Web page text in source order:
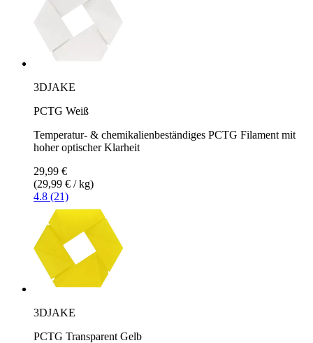
3DJAKE
PCTG Weiß
Temperatur- & chemikalienbeständiges PCTG Filament mit
hoher optischer Klarheit
29,99 €
(29,99 € / kg)
4.8 (21)
3DJAKE
PCTG Transparent Gelb